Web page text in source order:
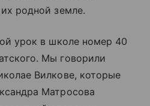
родной земле.
урок в школе номер 40
Мы говорили
Вилкове, которые
Матросова